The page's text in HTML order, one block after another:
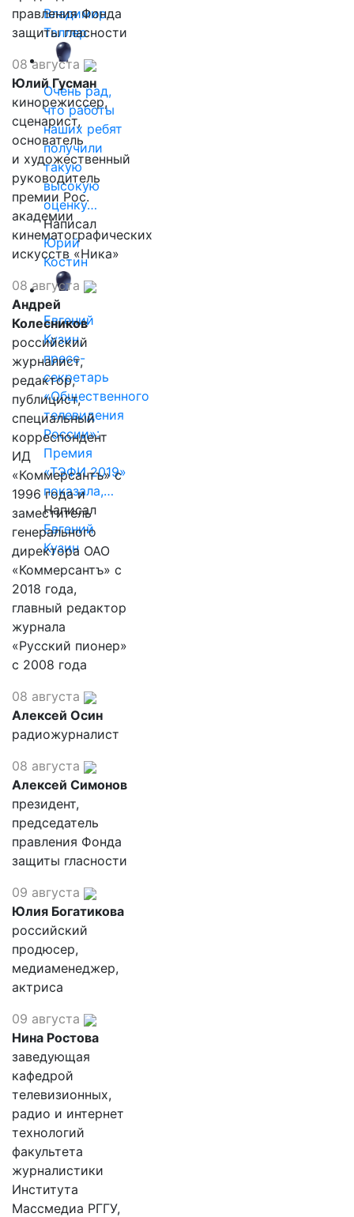
Владимир
Таллер
Очень рад,
что работы
наших ребят
получили
такую
высокую
оценку…
Написал
Юрий
Костин
Евгений
Кузин,
пресс-
секретарь
«Общественного
телевидения
России»:
Премия
«ТЭФИ 2019»
показала,…
Написал
Евгений
Кузин
правления Фонда
защиты гласности
08 августа
Юлий Гусман
кинорежиссер,
сценарист,
основатель
и художественный
руководитель
премии Рос.
академии
кинематографических
искусств «Ника»
08 августа
Андрей
Колесников
российский
журналист,
редактор,
публицист,
специальный
корреспондент
ИД
«Коммерсантъ» с
1996 года и
заместитель
генерального
директора ОАО
«Коммерсантъ» с
2018 года,
главный редактор
журнала
«Русский пионер»
с 2008 года
08 августа
Алексей Осин
радиожурналист
08 августа
Алексей Симонов
президент,
председатель
правления Фонда
защиты гласности
09 августа
Юлия Богатикова
российский
продюсер,
медиаменеджер,
актриса
09 августа
Нина Ростова
заведующая
кафедрой
телевизионных,
радио и интернет
технологий
факультета
журналистики
Института
Массмедиа РГГУ,